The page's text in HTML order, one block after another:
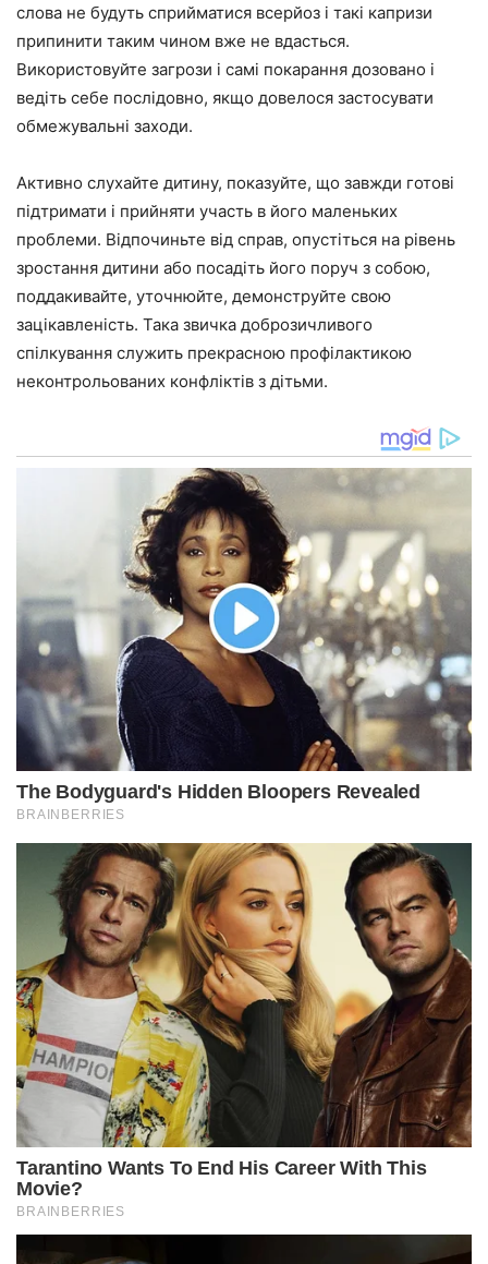
слова не будуть сприйматися всерйоз і такі капризи
припинити таким чином вже не вдасться.
Використовуйте загрози і самі покарання дозовано і
ведіть себе послідовно, якщо довелося застосувати
обмежувальні заходи.
Активно слухайте дитину, показуйте, що завжди готові
підтримати і прийняти участь в його маленьких
проблеми. Відпочиньте від справ, опустіться на рівень
зростання дитини або посадіть його поруч з собою,
поддакивайте, уточнюйте, демонструйте свою
зацікавленість. Така звичка доброзичливого
спілкування служить прекрасною профілактикою
неконтрольованих конфліктів з дітьми.